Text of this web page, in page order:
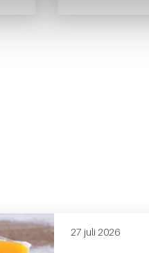
27 juli 2026